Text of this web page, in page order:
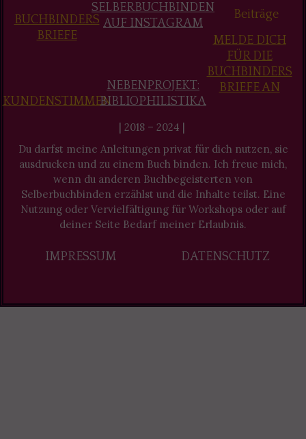
| 2018 – 2024 |
Du darfst meine Anleitungen privat für dich nutzen, sie
ausdrucken und zu einem Buch binden. Ich freue mich,
wenn du anderen Buchbegeisterten von
Selberbuchbinden erzählst und die Inhalte teilst. Eine
Nutzung oder Vervielfältigung für Workshops oder auf
deiner Seite Bedarf meiner Erlaubnis.
IMPRESSUM DATENSCHUTZ
BUCHBINDERS
BRIEFE
KUNDENSTIMMEN
SELBERBUCHBINDEN
AUF INSTAGRAM
NEBENPROJEKT:
BIBLIOPHILISTIKA
Beiträge
MELDE DICH
FÜR DIE
BUCHBINDERS
BRIEFE AN